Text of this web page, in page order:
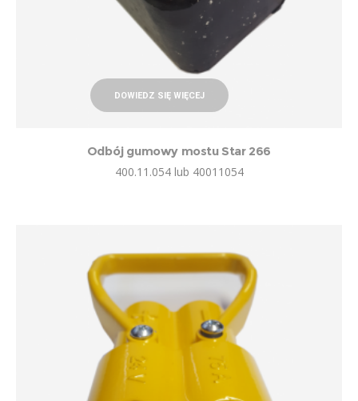
DOWIEDZ SIĘ WIĘCEJ
Odbój gumowy mostu Star 266
400.11.054 lub 40011054